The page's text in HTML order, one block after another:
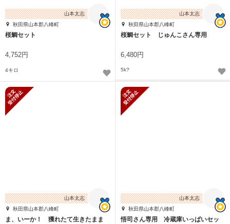
山本太志
秋田県山本郡八峰町
桜鯛セット
4,752円
4キロ
山本太志
秋田県山本郡八峰町
桜鯛セット じゅんこさん専用
6,480円
5k?
山本太志
秋田県山本郡八峰町
ま、いーか！ 獲れたて生きたまま
山本太志
秋田県山本郡八峰町
悟司さん専用 冷蔵庫いっぱいセッ